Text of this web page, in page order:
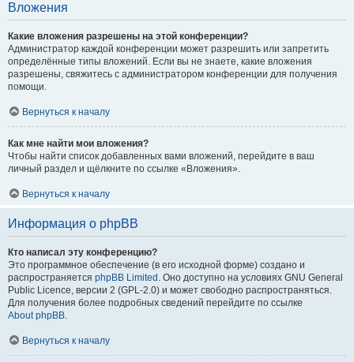
Вложения
Какие вложения разрешены на этой конференции?
Администратор каждой конференции может разрешить или запретить
определённые типы вложений. Если вы не знаете, какие вложения
разрешены, свяжитесь с администратором конференции для получения
помощи.
Вернуться к началу
Как мне найти мои вложения?
Чтобы найти список добавленных вами вложений, перейдите в ваш
личный раздел и щёлкните по ссылке «Вложения».
Вернуться к началу
Информация о phpBB
Кто написал эту конференцию?
Это программное обеспечение (в его исходной форме) создано и
распространяется phpBB Limited . Оно доступно на условиях GNU General
Public Licence, версии 2 (GPL-2.0) и может свободно распространяться.
Для получения более подробных сведений перейдите по ссылке
About phpBB.
Вернуться к началу